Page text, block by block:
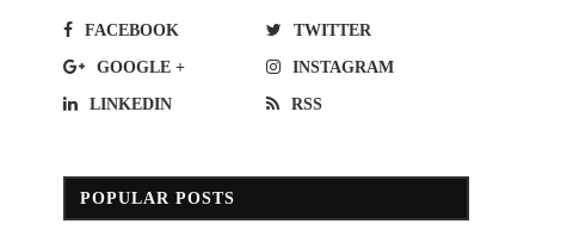
FACEBOOK TWITTER
GOOGLE + INSTAGRAM
LINKEDIN RSS
POPULAR POSTS